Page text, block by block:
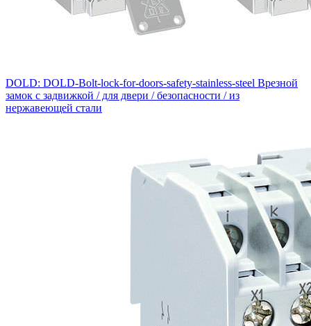
DOLD: DOLD-Bolt-lock-for-doors-safety-stainless-steel Врезной
замок с задвижкой / для двери / безопасности / из
нержавеющей стали